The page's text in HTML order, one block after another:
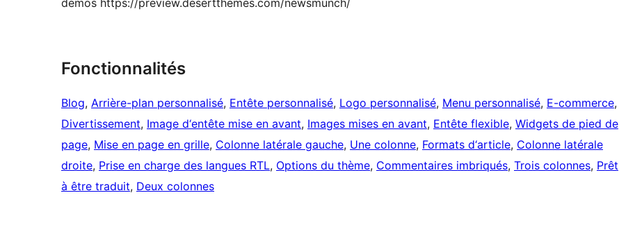
demos https://preview.desertthemes.com/newsmunch/
Fonctionnalités
Blog, Arrière-plan personnalisé, Entête personnalisé, Logo personnalisé, Menu personnalisé, E-commerce
Divertissement, Image d‘entête mise en avant, Images mises en avant, Entête flexible, Widgets de pied de
page, Mise en page en grille, Colonne latérale gauche, Une colonne, Formats d‘article, Colonne latérale
droite, Prise en charge des langues RTL, Options du thème, Commentaires imbriqués, Trois colonnes, Prêt
à être traduit, Deux colonnes